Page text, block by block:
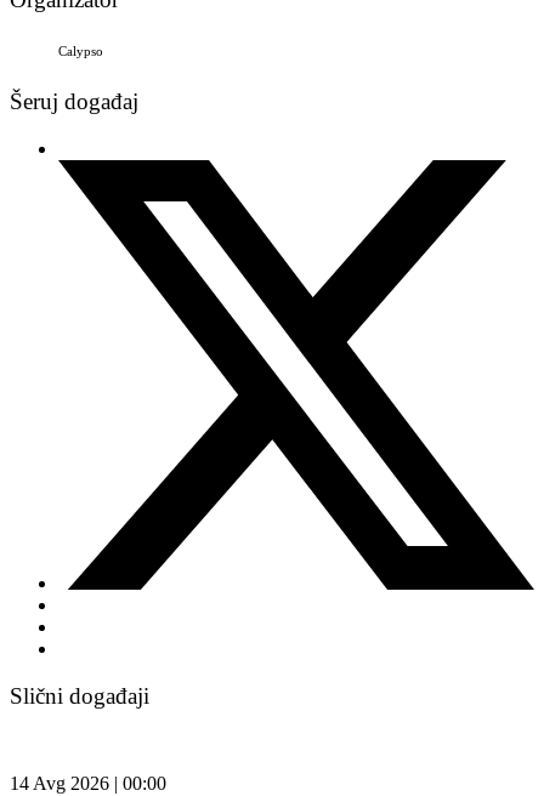
Calypso
Šeruj događaj
Slični događaji
14 Avg 2026 | 00:00